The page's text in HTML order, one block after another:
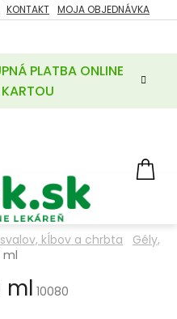
PLATBA ONLINE
KONTAKT MOJA OBJEDNÁVKA
kĺbov a chrbta
Gély,
ml
ml 10080